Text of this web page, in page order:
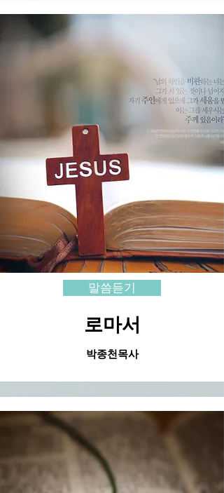
말씀듣기
로마서
​박종천목사